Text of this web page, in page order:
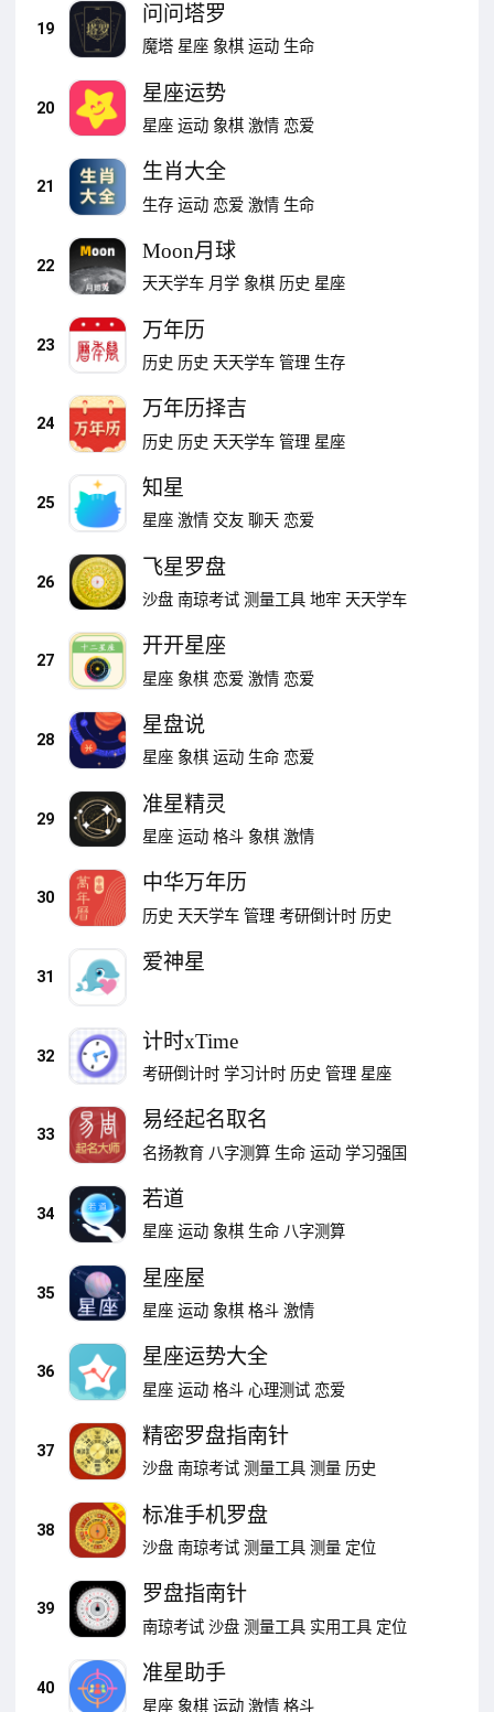
19
问问塔罗
魔塔 星座 象棋 运动 生命
20
星座运势
星座 运动 象棋 激情 恋爱
21
生肖大全
生存 运动 恋爱 激情 生命
22
Moon月球
天天学车 月学 象棋 历史 星座
23
万年历
历史 历史 天天学车 管理 生存
24
万年历择吉
历史 历史 天天学车 管理 星座
25
知星
星座 激情 交友 聊天 恋爱
26
飞星罗盘
沙盘 南琼考试 测量工具 地牢 天天学车
27
开开星座
星座 象棋 恋爱 激情 恋爱
28
星盘说
星座 象棋 运动 生命 恋爱
29
准星精灵
星座 运动 格斗 象棋 激情
30
中华万年历
历史 天天学车 管理 考研倒计时 历史
31
爱神星
32
计时xTime
考研倒计时 学习计时 历史 管理 星座
33
易经起名取名
名扬教育 八字测算 生命 运动 学习强国
34
若道
星座 运动 象棋 生命 八字测算
35
星座屋
星座 运动 象棋 格斗 激情
36
星座运势大全
星座 运动 格斗 心理测试 恋爱
37
精密罗盘指南针
沙盘 南琼考试 测量工具 测量 历史
38
标准手机罗盘
沙盘 南琼考试 测量工具 测量 定位
39
罗盘指南针
南琼考试 沙盘 测量工具 实用工具 定位
40
准星助手
星座 象棋 运动 激情 格斗